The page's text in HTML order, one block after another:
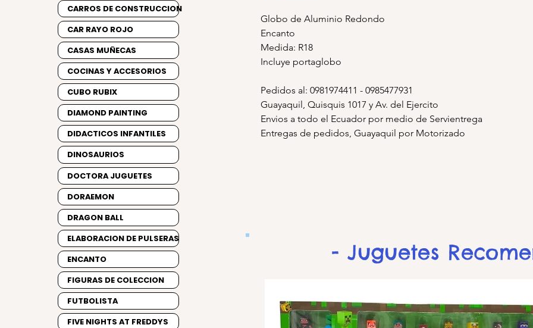
Globo de Aluminio Redondo
Encanto
Medida: R18
Incluye portaglobo
Pedidos al: 0981974411 - 0985477931
Guayaquil, Quisquis 1017 y Av. del Ejercito
Envios a todo el Ecuador por medio de Servientrega
Entregas de pedidos, Guayaquil por Motorizado
- Juguetes
CARROS DE CONSTRUCCION
CAR RAYO ROJO
CASAS MUÑECAS
COCINAS Y ACCESORIOS
CUBO RUBIX
DIAMOND PAINTING
DIDACTICOS INFANTILES
DINOSAURIOS
DOCTORA JUGUETES
DORAEMON
DRAGON BALL
ELABORACION DE PULSERAS
ENCANTO
FIGURAS DE COLECCION
FUTBOLISTA
FIVE NIGHTS AT FREDDYS